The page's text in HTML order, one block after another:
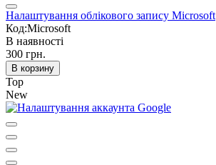
Налаштування облікового запису Microsoft
Код:Microsoft
В наявності
300 грн.
В корзину
Top
New